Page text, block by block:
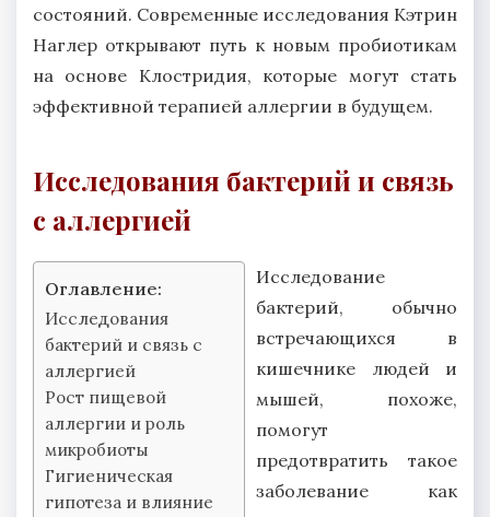
состояний. Современные исследования Кэтрин
Наглер открывают путь к новым пробиотикам
на основе Клостридия, которые могут стать
эффективной терапией аллергии в будущем.
Исследования бактерий и связь
с аллергией
Оглавление:
Исследования
бактерий и связь с
аллергией
Рост пищевой
аллергии и роль
микробиоты
Гигиеническая
гипотеза и влияние
Исследование
бактерий, обычно
встречающихся в
кишечнике людей и
мышей, похоже,
помогут
предотвратить такое
заболевание как